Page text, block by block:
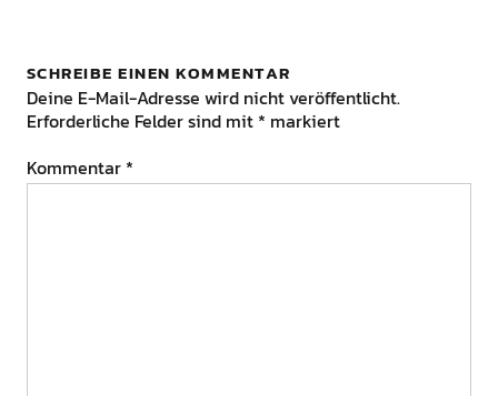
SCHREIBE EINEN KOMMENTAR
Deine E-Mail-Adresse wird nicht veröffentlicht.
Erforderliche Felder sind mit * markiert
Kommentar *